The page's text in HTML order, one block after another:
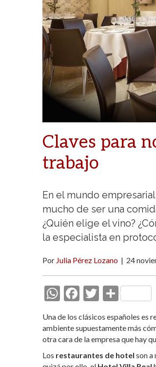
Claves para
trabajo
En el mundo
mucho de ser una
¿Quién elige el vino?
la especialista en
Por Julia Pérez Lozano | 24
W
at
s
A
F
e
b
o
T
itt
er
C
m
p
ar
Una de los clásicos españoles es
ambiente supuestamente más
otra cara de la empresa que hay
Los restaurantes de hotel son a